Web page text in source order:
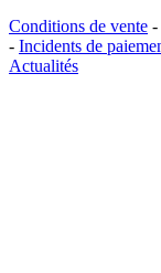
Conditions de vente -
- Incidents de
Actualités